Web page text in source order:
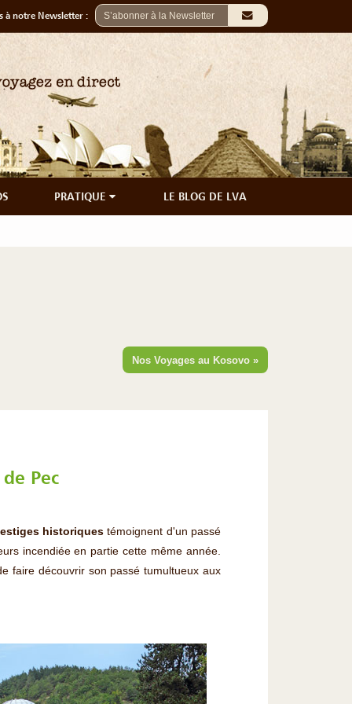
à notre Newsletter :
PRATIQUE LE BLOG DE LVA
Nos Voyages au Kosovo »
Pec
historiquestémoignent d'un passé
incendiée en partie cette même année.
faire découvrir son passé tumultueux aux